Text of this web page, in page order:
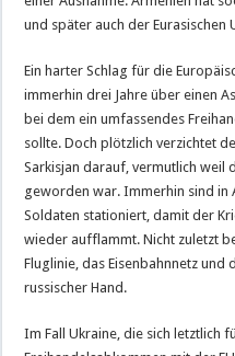
und später auch der Eurasischen
Ein harter Schlag für die
immerhin drei Jahre über einen
bei dem ein umfassendes
sollte. Doch plötzlich verzichtet
Sarkisjan darauf, vermutlich weil
geworden war. Immerhin sind in
Soldaten stationiert, damit der
wieder aufflammt. Nicht zuletzt
Fluglinie, das Eisenbahnnetz
russischer Hand.
Im Fall Ukraine, die sich letztlich